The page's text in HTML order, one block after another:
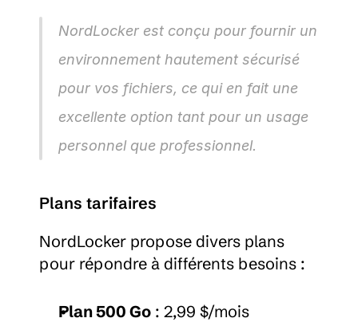
NordLocker est conçu pour fournir un
environnement hautement sécurisé
pour vos fichiers, ce qui en fait une
excellente option tant pour un usage
personnel que professionnel.
Plans tarifaires
NordLocker propose divers plans
pour répondre à différents besoins :
Plan 500 Go : 2,99 $/mois